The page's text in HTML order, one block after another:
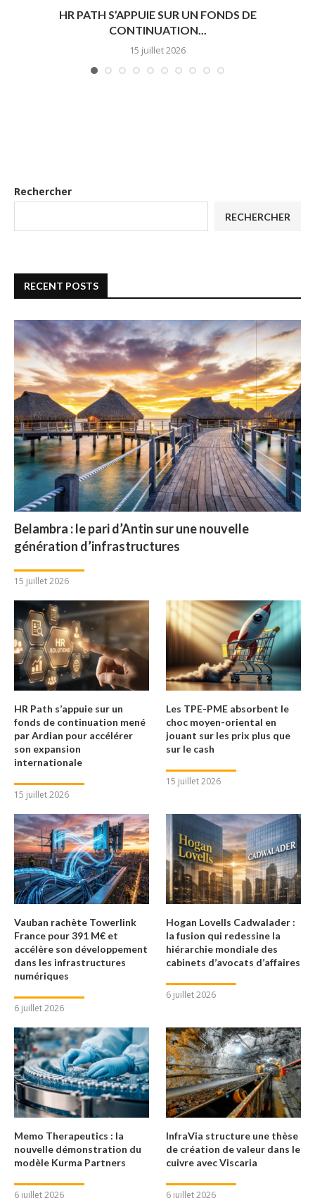
HR PATH S’APPUIE SUR UN FONDS DE
CONTINUATION...
15 juillet 2026
Rechercher
RECHERCHER
RECENT POSTS
Belambra : le pari d’Antin sur une nouvelle
génération d’infrastructures
15 juillet 2026
HR Path s’appuie sur un
fonds de continuation mené
par Ardian pour accélérer
son expansion
internationale
15 juillet 2026
Les TPE-PME absorbent le
choc moyen-oriental en
jouant sur les prix plus que
sur le cash
15 juillet 2026
Vauban rachète Towerlink
France pour 391 M€ et
accélère son développement
dans les infrastructures
numériques
6 juillet 2026
Hogan Lovells Cadwalader :
la fusion qui redessine la
hiérarchie mondiale des
cabinets d’avocats d’affaires
6 juillet 2026
Memo Therapeutics : la
nouvelle démonstration du
modèle Kurma Partners
6 juillet 2026
InfraVia structure une thèse
de création de valeur dans le
cuivre avec Viscaria
6 juillet 2026